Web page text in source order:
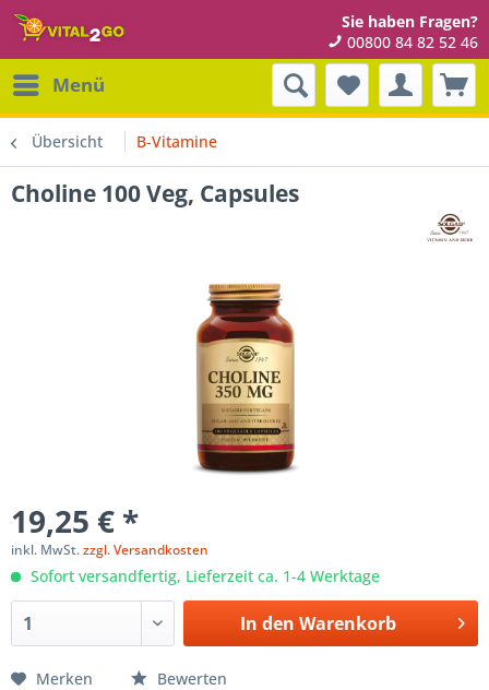
Sie haben Fragen?
00800 84 82 52 46
Menü
Übersicht B-Vitamine
Choline 100 Veg, Capsules
19,25 € *
inkl. MwSt.zzgl. Versandkosten
Sofort versandfertig, Lieferzeit ca. 1-4 Werktage
In den Warenkorb
Merken Bewerten